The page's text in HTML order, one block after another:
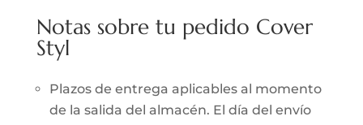
Notas sobre tu pedido Cover
Styl
Plazos de entrega aplicables al momento
de la salida del almacén. El día del envío